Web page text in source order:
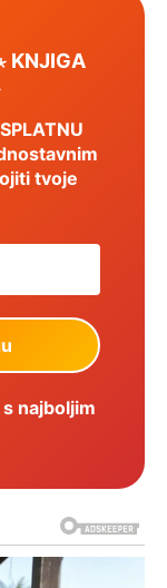
KNJIGA
tvoje
najboljim